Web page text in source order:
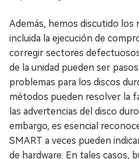
Además, hemos discutido
incluida la ejecución de
corregir sectores
de la unidad pueden ser
problemas para los discos
métodos pueden resolver la
las advertencias del disco
embargo, es esencial
SMART a veces pueden
de hardware. En tales casos,